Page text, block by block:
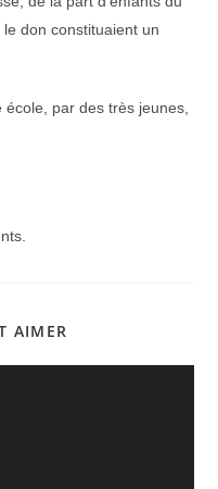
don constituaient un
école, par des très jeunes,
AIMER